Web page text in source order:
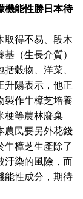
能性勝日本待
取得不易、段木
（生長介質）
穀物、洋菜、
升陽表示，他正
製作牛樟芝培養
梗等農林廢棄
農民要另外花錢
牛樟芝生產除了
汙染的風險，而
能性成分，期待